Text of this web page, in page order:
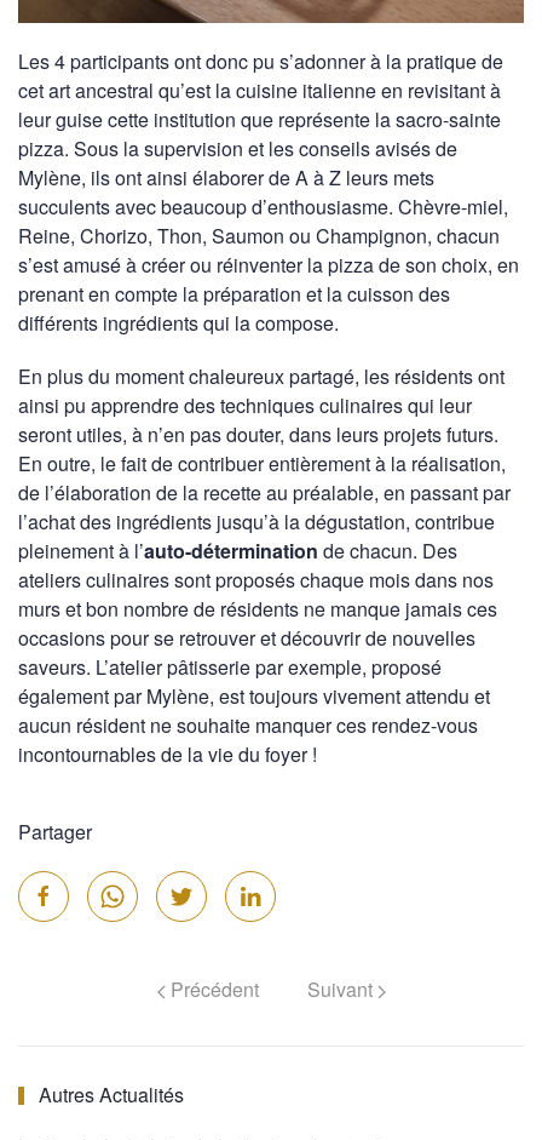
Les 4 participants ont donc pu s’adonner à la pratique de
cet art ancestral qu’est la cuisine italienne en revisitant à
leur guise cette institution que représente la sacro-sainte
pizza. Sous la supervision et les conseils avisés de
Mylène, ils ont ainsi élaborer de A à Z leurs mets
succulents avec beaucoup d’enthousiasme. Chèvre-miel,
Reine, Chorizo, Thon, Saumon ou Champignon, chacun
s’est amusé à créer ou réinventer la pizza de son choix, en
prenant en compte la préparation et la cuisson des
différents ingrédients qui la compose.
En plus du moment chaleureux partagé, les résidents ont
ainsi pu apprendre des techniques culinaires qui leur
seront utiles, à n’en pas douter, dans leurs projets futurs.
En outre, le fait de contribuer entièrement à la réalisation,
de l’élaboration de la recette au préalable, en passant par
l’achat des ingrédients jusqu’à la dégustation, contribue
pleinement à l’auto-détermination de chacun. Des
ateliers culinaires sont proposés chaque mois dans nos
murs et bon nombre de résidents ne manque jamais ces
occasions pour se retrouver et découvrir de nouvelles
saveurs. L’atelier pâtisserie par exemple, proposé
également par Mylène, est toujours vivement attendu et
aucun résident ne souhaite manquer ces rendez-vous
incontournables de la vie du foyer !
Partager
Précédent Suivant
Autres Actualités